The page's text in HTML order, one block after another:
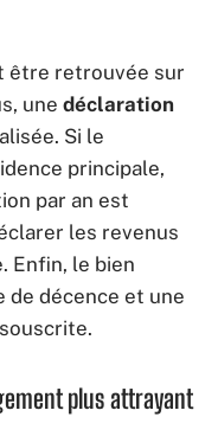
être retrouvée sur
une déclaration
Si le
principale,
par an est
les revenus
Enfin, le bien
décence et une
plus attrayant